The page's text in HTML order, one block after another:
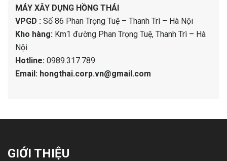
MÁY XÂY DỰNG HỒNG THÁI
VPGD : Số 86 Phan Trọng Tuệ – Thanh Trì – Hà Nội
Kho hàng: Km1 đường Phan Trọng Tuệ, Thanh Trì – Hà
Nội
Hotline: 0989.317.789
Email: hongthai.corp.vn@gmail.com
GIỚI THIỆU